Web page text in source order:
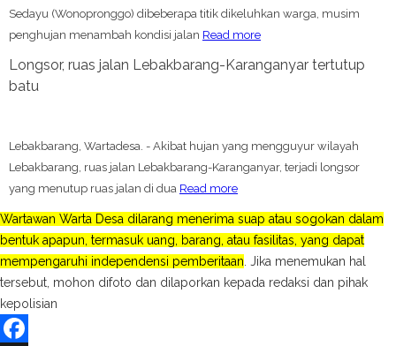
Sedayu (Wonopronggo) dibeberapa titik dikeluhkan warga, musim
penghujan menambah kondisi jalan Read more
Longsor, ruas jalan Lebakbarang-Karanganyar tertutup
batu
Lebakbarang, Wartadesa. - Akibat hujan yang mengguyur wilayah
Lebakbarang, ruas jalan Lebakbarang-Karanganyar, terjadi longsor
yang menutup ruas jalan di dua Read more
Wartawan Warta Desa dilarang menerima suap atau sogokan dalam
bentuk apapun, termasuk uang, barang, atau fasilitas, yang dapat
mempengaruhi independensi pemberitaan . Jika menemukan hal
tersebut, mohon difoto dan dilaporkan kepada redaksi dan pihak
kepolisian